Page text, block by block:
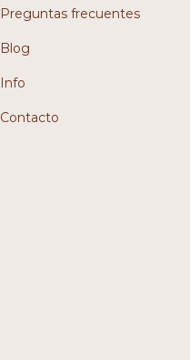
Preguntas frecuentes
Blog
Info
Contacto